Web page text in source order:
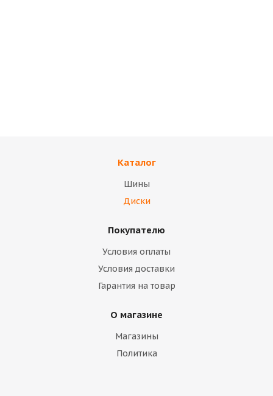
Каталог
Шины
Диски
Покупателю
Условия оплаты
Условия доставки
Гарантия на товар
О магазине
Магазины
Политика